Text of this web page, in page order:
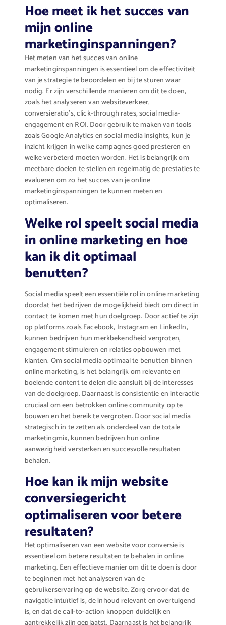
Hoe meet ik het succes van
mijn online
marketinginspanningen?
Het meten van het succes van online
marketinginspanningen is essentieel om de effectiviteit
van je strategie te beoordelen en bij te sturen waar
nodig. Er zijn verschillende manieren om dit te doen,
zoals het analyseren van websiteverkeer,
conversieratio’s, click-through rates, social media-
engagement en ROI. Door gebruik te maken van tools
zoals Google Analytics en social media insights, kun je
inzicht krijgen in welke campagnes goed presteren en
welke verbeterd moeten worden. Het is belangrijk om
meetbare doelen te stellen en regelmatig de prestaties te
evalueren om zo het succes van je online
marketinginspanningen te kunnen meten en
optimaliseren.
Welke rol speelt social media
in online marketing en hoe
kan ik dit optimaal
benutten?
Social media speelt een essentiële rol in online marketing
doordat het bedrijven de mogelijkheid biedt om direct in
contact te komen met hun doelgroep. Door actief te zijn
op platforms zoals Facebook, Instagram en LinkedIn,
kunnen bedrijven hun merkbekendheid vergroten,
engagement stimuleren en relaties opbouwen met
klanten. Om social media optimaal te benutten binnen
online marketing, is het belangrijk om relevante en
boeiende content te delen die aansluit bij de interesses
van de doelgroep. Daarnaast is consistentie en interactie
cruciaal om een betrokken online community op te
bouwen en het bereik te vergroten. Door social media
strategisch in te zetten als onderdeel van de totale
marketingmix, kunnen bedrijven hun online
aanwezigheid versterken en succesvolle resultaten
behalen.
Hoe kan ik mijn website
conversiegericht
optimaliseren voor betere
resultaten?
Het optimaliseren van een website voor conversie is
essentieel om betere resultaten te behalen in online
marketing. Een effectieve manier om dit te doen is door
te beginnen met het analyseren van de
gebruikerservaring op de website. Zorg ervoor dat de
navigatie intuïtief is, de inhoud relevant en overtuigend
is, en dat de call-to-action knoppen duidelijk en